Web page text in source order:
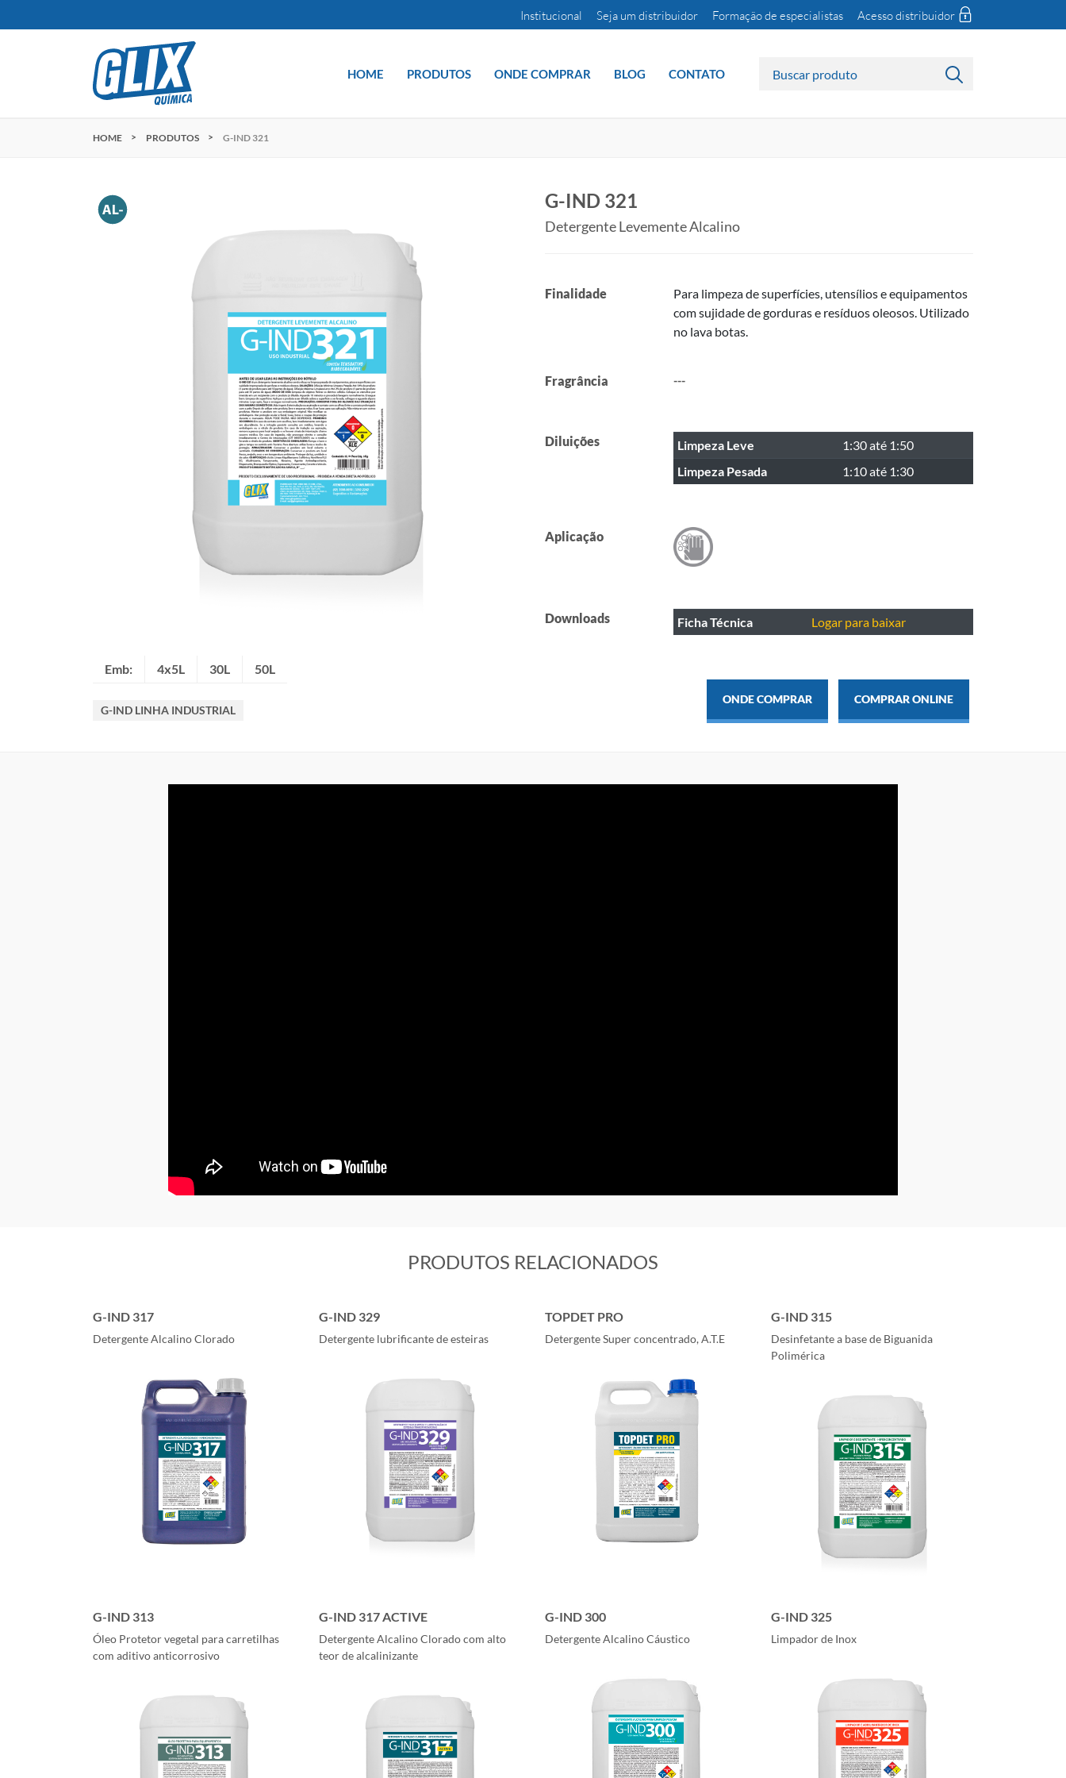
Institucional Seja um distribuidor Formação de especialistas Acesso distribuidor
HOME PRODUTOS ONDE COMPRAR BLOG CONTATO
HOME PRODUTOS G-IND 321
Emb: 4x5L 30L 50L
G-IND LINHA INDUSTRIAL
G-IND 321
Detergente Levemente Alcalino
Finalidade
Para limpeza de superfícies, utensílios e equipamentos
com sujidade de gorduras e resíduos oleosos. Utilizado
no lava botas.
Fragrância ---
Diluições Limpeza Leve
1:30 até 1:50
Limpeza Pesada
1:10 até 1:30
Aplicação
Downloads Ficha Técnica Logar para baixar
ONDE COMPRAR COMPRAR ONLINE
PRODUTOS RELACIONADOS
G-IND 317
Detergente Alcalino Clorado
G-IND 329
Detergente lubrificante de esteiras
TOPDET PRO
Detergente Super concentrado, A.T.E
G-IND 315
Desinfetante a base de Biguanida
Polimérica
G-IND 313
Óleo Protetor vegetal para carretilhas
com aditivo anticorrosivo
G-IND 317 ACTIVE
Detergente Alcalino Clorado com alto
teor de alcalinizante
G-IND 300
Detergente Alcalino Cáustico
G-IND 325
Limpador de Inox